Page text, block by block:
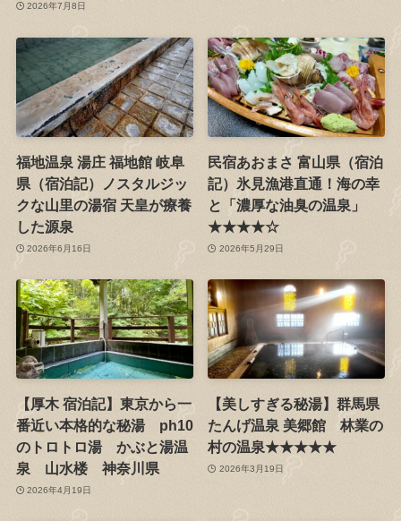
2026年7月8日
福地温泉 湯庄 福地館 岐阜
県（宿泊記）ノスタルジッ
クな山里の湯宿 天皇が療養
した源泉
2026年6月16日
民宿あおまさ 富山県（宿泊
記）氷見漁港直通！海の幸
と「濃厚な油臭の温泉」
★★★★☆
2026年5月29日
【厚木 宿泊記】東京から一
番近い本格的な秘湯 ph10
のトロトロ湯 かぶと湯温
泉 山水楼 神奈川県
2026年4月19日
【美しすぎる秘湯】群馬県
たんげ温泉 美郷館 林業の
村の温泉★★★★★
2026年3月19日